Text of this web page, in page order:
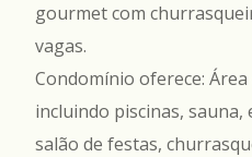
gourmet com
vagas.
Condomínio oferece:
incluindo piscinas, sauna,
salão de festas,